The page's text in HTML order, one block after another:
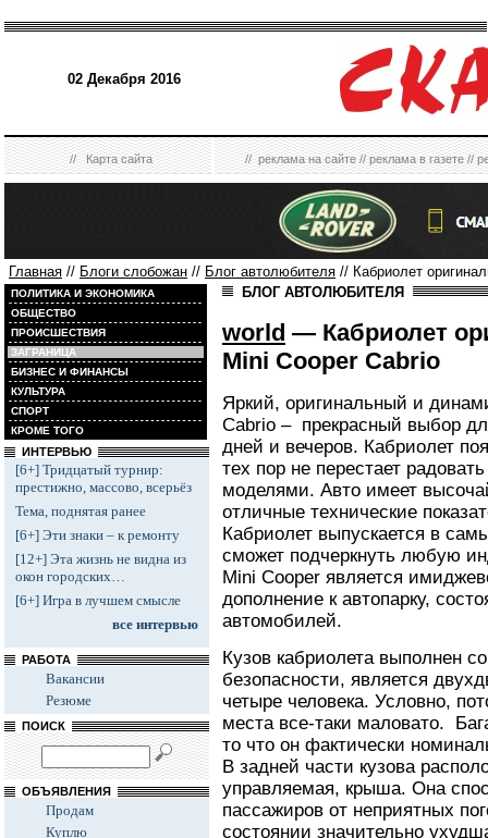
02 Декабря 2016
//Карта сайта //реклама на сайте//реклама в газете//
Главная // Блоги слобожан // Блог автолюбителя // Кабриолет
ПОЛИТИКА И ЭКОНОМИКА
ОБЩЕСТВО
ПРОИСШЕСТВИЯ
ЗАГРАНИЦА
БИЗНЕС И ФИНАНСЫ
КУЛЬТУРА
СПОРТ
КРОМЕ ТОГО
ИНТЕРВЬЮ
[6+] Тридцатый турнир:
престижно, массово, всерьёз
Тема, поднятая ранее
[6+] Эти знаки – к ремонту
[12+] Эта жизнь не видна из
окон городских…
[6+] Игра в лучшем смысле
все интервью
РАБОТА
Вакансии
Резюме
ПОИСК
ОБЪЯВЛЕНИЯ
Продам
Куплю
БЛОГ АВТОЛЮБИТЕЛЯ
world — Кабриолет
Mini Cooper Cabrio
Яркий, оригинальный и
Cabrio – прекрасный выбор
дней и вечеров. Кабриолет
тех пор не перестает
моделями. Авто имеет
отличные технические
Кабриолет выпускается в
сможет подчеркнуть любую
Mini Cooper является
дополнение к автопарку,
автомобилей.
Кузов кабриолета выполнен
безопасности, является
четыре человека. Условно,
места все-таки маловато.
то что он фактически
В задней части кузова
управляемая, крыша. Она
пассажиров от неприятных
состоянии значительно